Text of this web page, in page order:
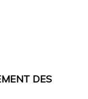
DES